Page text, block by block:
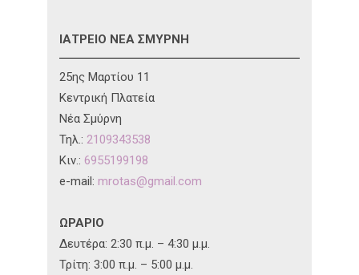
ΙΑΤΡΕΙΟ ΝΕΑ ΣΜΥΡΝΗ
25ης Μαρτίου 11
Κεντρική Πλατεία
Νέα Σμύρνη
Τηλ.: 2109343538
Κιν.: 6955199198
e-mail: mrotas@gmail.com
ΩΡΑΡΙΟ
Δευτέρα: 2:30 π.μ. – 4:30 μ.μ.
Τρίτη: 3:00 π.μ. – 5:00 μ.μ.